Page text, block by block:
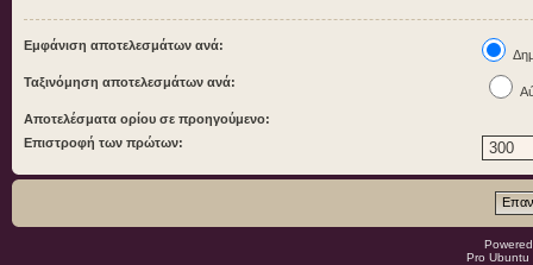
Εμφάνιση αποτελεσμάτων ανά:
Ταξινόμηση αποτελεσμάτων ανά:
Αποτελέσματα ορίου σε προηγούμενο:
Επιστροφή των πρώτων:
Pro